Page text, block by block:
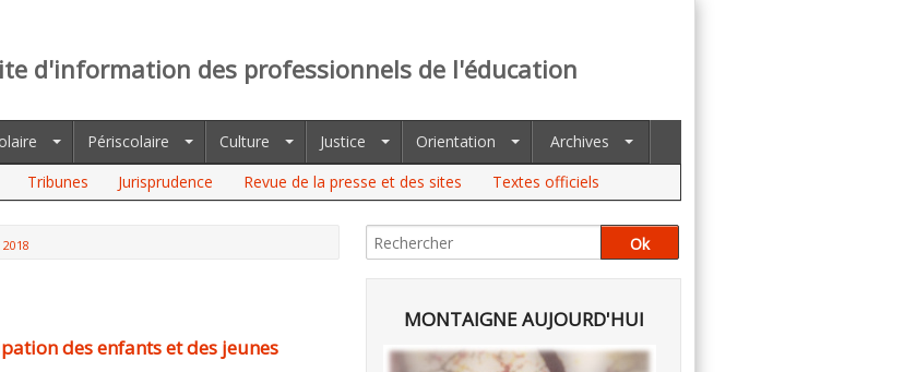
d'information des professionnels de l'éducation
Périscolaire Culture Justice Orientation
Archives
Tribunes Jurisprudence Revue de la presse et des sites Textes officiels
2018
des enfants et des jeunes
MONTAIGNE AUJOURD'HUI